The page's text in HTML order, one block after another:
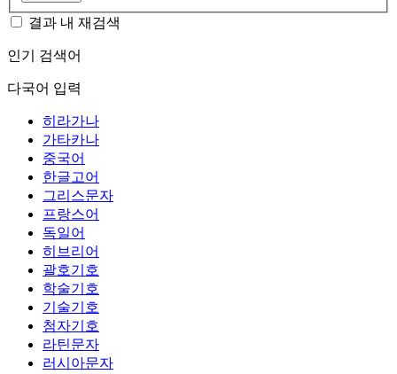
결과 내 재검색
인기 검색어
다국어 입력
히라가나
가타카나
중국어
한글고어
그리스문자
프랑스어
독일어
히브리어
괄호기호
학술기호
기술기호
첨자기호
라틴문자
러시아문자